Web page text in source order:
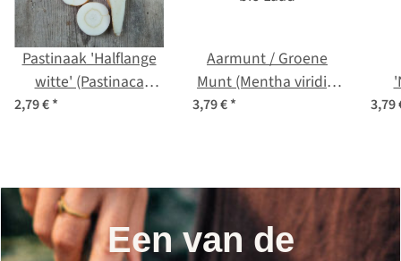
Pastinaak 'Halflange
witte' (Pastinaca
sativa) bio zaad
2,79 €*
Aarmunt / Groene
Munt (Mentha viridis)
3,79 €* 3,79
Een van de